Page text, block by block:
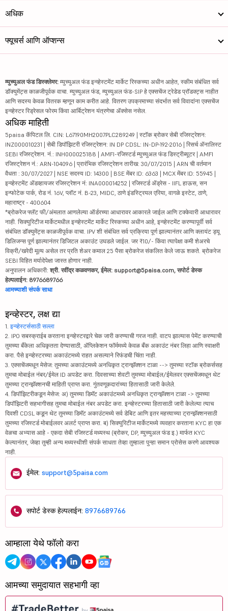
अधिक
फ्यूचर्स आणि ऑप्शन्स
म्युच्युअल फंड डिस्क्लेमर: म्युच्युअल फंड इन्व्हेस्टमेंट मार्केट रिस्कच्या अधीन आहेत, स्कीम संबंधित सर्व
डॉक्युमेंट्स काळजीपूर्वक वाचा. म्युच्युअल फंड, म्युच्युअल फंड-SIP हे एक्सचेंज ट्रेडेड प्रॉडक्ट्स नाहीत
आणि सदस्य केवळ वितरक म्हणून काम करीत आहे. वितरण उपक्रमाच्या संदर्भात सर्व विवादांना एक्सचेंज
इन्व्हेस्टर रिड्रेसल फोरम किंवा आर्बिट्रेशन यंत्रणेचा ॲक्सेस नसेल.
अधिक माहिती
5paisa कॅपिटल लि. CIN: L67190MH2007PLC289249 | स्टॉक ब्रोकर सेबी रजिस्ट्रेशन:
INZ000010231 | सेबी डिपॉझिटरी रजिस्ट्रेशन: IN DP CDSL: IN-DP-192-2016 | रिसर्च ॲनालिस्ट
SEBI रजिस्ट्रेशन. नं.: INH000025188 | AMFI-रजिस्टर्ड म्युच्युअल फंड डिस्ट्रीब्यूटर | AMFI
रजिस्ट्रेशन नं.: ARN-104096 | प्रारंभिक रजिस्ट्रेशन तारीख: 30/07/2015 | ARN ची वर्तमान
वैधता : 30/07/2027 | NSE सदस्य ID: 14300 | BSE मेंबर ID: 6363 | MCX मेंबर ID: 55945 |
इन्व्हेस्टमेंट ॲडव्हायजर रजिस्ट्रेशन नं: INA000014252 | रजिस्टर्ड ॲड्रेस - IIFL हाऊस, सन
इन्फोटेक पार्क, रोड नं. 16V, प्लॉट नं. B-23, MIDC, ठाणे इंडस्ट्रियल एरिया, वागळे इस्टेट, ठाणे,
महाराष्ट्र - 400604
*ब्रोकरेज फ्लॅट फी/अंमलात आणलेल्या ऑर्डरच्या आधारावर आकारले जाईल आणि टक्केवारी आधारावर
नाही. सिक्युरिटीज मार्केटमधील इन्व्हेस्टमेंट मार्केट रिस्कच्या अधीन आहे, इन्व्हेस्टमेंट करण्यापूर्वी सर्व
संबंधित डॉक्युमेंट्स काळजीपूर्वक वाचा. IPV शी संबंधित सर्व प्रक्रिया पूर्ण झाल्यानंतर आणि क्लायंट ड्यू
डिलिजन्स पूर्ण झाल्यानंतर डिजिटल अकाउंट उघडले जाईल. जर ₹10/- किंवा त्यापेक्षा कमी शेअरचे
विक्री/खरेदी मूल्य असेल तर प्रति शेअर कमाल 25 पैसा ब्रोकरेज संकलित केले जाऊ शकते. ब्रोकरेज
SEBI विहित मर्यादेपेक्षा जास्त होणार नाही.
अनुपालन अधिकारी: श्री. रवींद्र कळवणकर, ईमेल: support@5paisa.com, सपोर्ट डेस्क
हेल्पलाईन: 8976689766
आमच्याशी संपर्क साधा
इन्व्हेस्टर, लक्ष द्या
1. इन्व्हेस्टर्ससाठी सल्ला
2. IPO सबस्क्राईब करताना इन्व्हेस्टरद्वारे चेक जारी करण्याची गरज नाही. वाटप झाल्यास पेमेंट करण्याची
तुमच्या बँकेला अधिकृतता देण्यासाठी, ॲप्लिकेशन फॉर्ममध्ये केवळ बँक अकाउंट नंबर लिहा आणि स्वाक्षरी
करा. पैसे इन्व्हेस्टरच्या अकाउंटमध्ये राहत असल्याने रिफंडची चिंता नाही.
3. एक्सचेंजमधून मेसेज: तुमच्या अकाउंटमध्ये अनधिकृत ट्रान्झॅक्शन टाळा --> तुमच्या स्टॉक ब्रोकर्ससह
तुमचा मोबाईल नंबर/ईमेल ID अपडेट करा. दिवसाच्या शेवटी तुमच्या मोबाईल/ईमेलवर एक्सचेंजमधून थेट
तुमच्या ट्रान्झॅक्शनची माहिती प्राप्त करा. गुंतवणूकदारांच्या हितासाठी जारी केलेले.
4. डिपॉझिटरीकडून मेसेज: अ) तुमच्या डिमॅट अकाउंटमध्ये अनधिकृत ट्रान्झॅक्शन टाळा -> तुमच्या
डिपॉझिटरी सहभागीसह तुमचा मोबाईल नंबर अपडेट करा. इन्व्हेस्टरच्या हितासाठी जारी केलेल्या त्याच
दिवशी CDSL कडून थेट तुमच्या डिमॅट अकाउंटमध्ये सर्व डेबिट आणि इतर महत्त्वाच्या ट्रान्झॅक्शनसाठी
तुमच्या रजिस्टर्ड मोबाईलवर अलर्ट प्राप्त करा. ब) सिक्युरिटीज मार्केटमध्ये व्यवहार करताना KYC हा एक
वेळचा अभ्यास आहे - एकदा सेबी रजिस्टर्ड मध्यस्थ (ब्रोकर, DP, म्युच्युअल फंड इ.) मार्फत KYC
केल्यानंतर, जेव्हा तुम्ही अन्य मध्यस्थीशी संपर्क साधता तेव्हा तुम्हाला पुन्हा समान प्रोसेस करणे आवश्यक
नाही.
ईमेल: support@5paisa.com
सपोर्ट डेस्क हेल्पलाईन: 8976689766
आम्हाला येथे फॉलो करा
आमच्या समुदायात सहभागी व्हा